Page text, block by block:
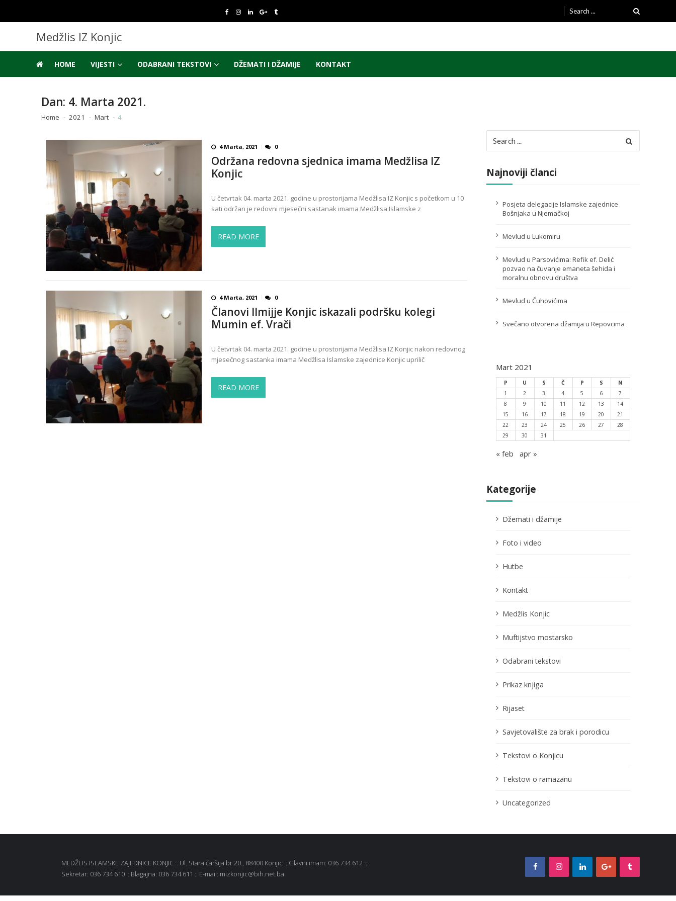
navigation
content
Search
for:
Medžlis IZ Konjic
HOME VIJESTI ODABRANI TEKSTOVI DŽEMATI I DŽAMIJE KONTAKT
Dan: 4. Marta 2021.
Home 2021 Mart 4
4 Marta, 2021 0
Održana redovna sjednica imama Medžlisa IZ
Konjic
U četvrtak 04. marta 2021. godine u prostorijama Medžlisa IZ Konjic s početkom u 10
sati održan je redovni mjesečni sastanak imama Medžlisa Islamske z
READ MORE
4 Marta, 2021 0
Članovi Ilmijje Konjic iskazali podršku kolegi
Mumin ef. Vrači
U četvrtak 04. marta 2021. godine u prostorijama Medžlisa IZ Konjic nakon redovnog
mjesečnog sastanka imama Medžlisa Islamske zajednice Konjic uprilič
READ MORE
for:
Najnoviji članci
Posjeta delegacije Islamske zajednice
Bošnjaka u Njemačkoj
Mevlud u Lukomiru
Mevlud u Parsovićima: Refik ef. Delić
pozvao na čuvanje emaneta šehida i
moralnu obnovu društva
Mevlud u Čuhovićima
Svečano otvorena džamija u Repovcima
Mart 2021
P U S Č P S
N
1
2 3 4 5 6
7
8
9 10 11 12 13
14
15
16 17 18 19 20
21
22
23 24 25 26 27
28
29
30 31
« feb apr »
Kategorije
Džemati i džamije
Foto i video
Hutbe
Kontakt
Medžlis Konjic
Muftijstvo mostarsko
Odabrani tekstovi
Prikaz knjiga
Rijaset
Savjetovalište za brak i porodicu
Tekstovi o Konjicu
Tekstovi o ramazanu
Uncategorized
MEDŽLIS ISLAMSKE ZAJEDNICE KONJIC :: Ul. Stara čaršija br.20., 88400 Konjic :: Glavni imam: 036 734 612 ::
Sekretar: 036 734 610 :: Blagajna: 036 734 611 :: E-mail: mizkonjic@bih.net.ba